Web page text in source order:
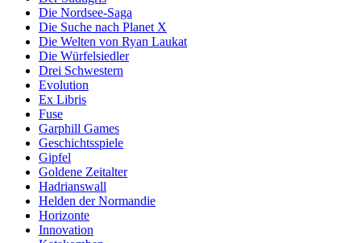
Die Nordsee-Saga
Die Suche nach Planet X
Die Welten von Ryan Laukat
Die Würfelsiedler
Drei Schwestern
Evolution
Ex Libris
Fuse
Garphill Games
Geschichtsspiele
Gipfel
Goldene Zeitalter
Hadrianswall
Helden der Normandie
Horizonte
Innovation